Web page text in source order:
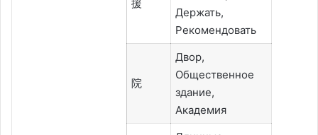
援
Держать,
Рекомендовать
院
Двор,
Общественное
здание,
Академия